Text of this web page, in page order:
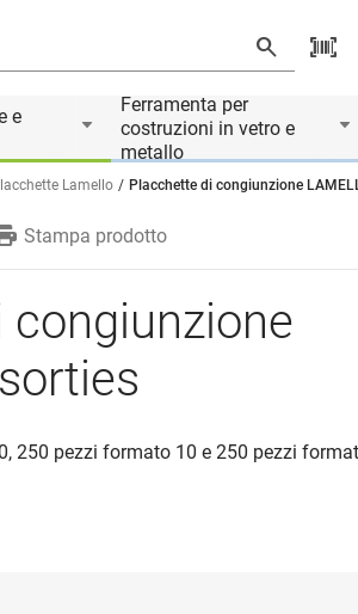
e
Ferramenta per
costruzioni in vetro e
metallo
Lamello Placchette di congiunzione
Stampa prodotto
250 pezzi formato 10 e 250 pezzi